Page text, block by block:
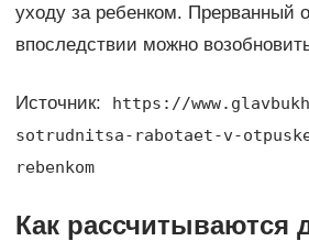
уходу за ребенком. Прерванный
впоследствии можно
Источник:
https://
sotrudnitsa-rabotaet-v-
rebenkom
Как рассчитываются